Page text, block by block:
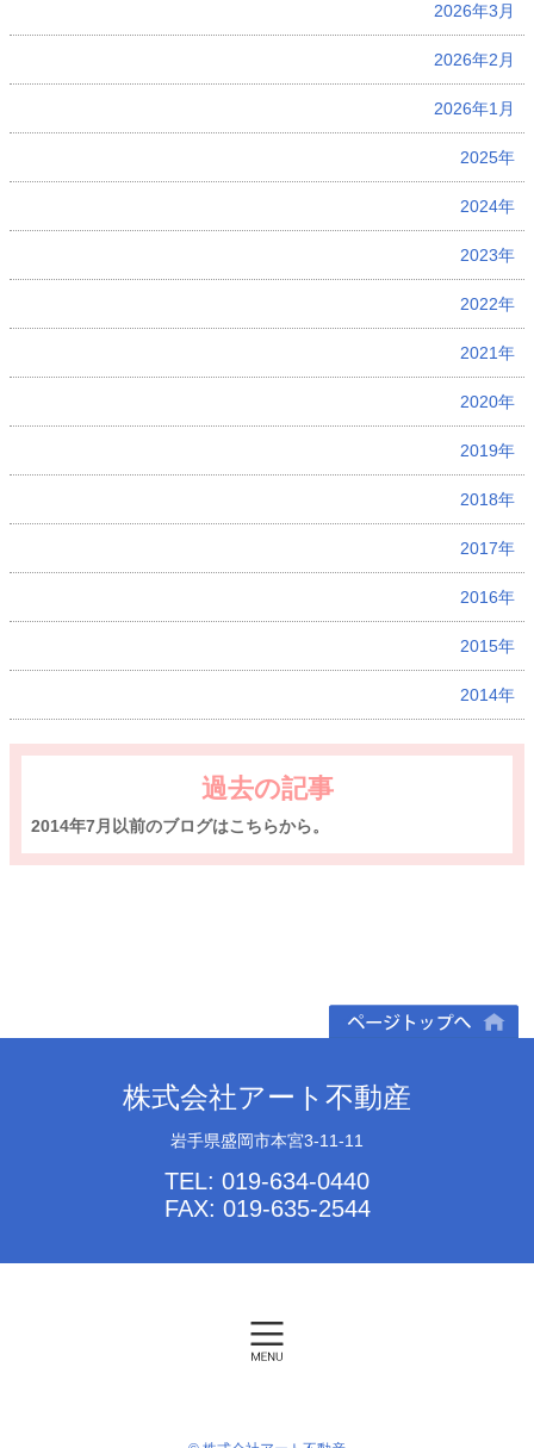
2026年3月
2026年2月
2026年1月
2025年
2024年
2023年
2022年
2021年
2020年
2019年
2018年
2017年
2016年
2015年
2014年
過去の記事
2014年7月以前のブログはこちらから。
株式会社アート不動産
岩手県盛岡市本宮3-11-11
TEL: 019-634-0440
FAX: 019-635-2544